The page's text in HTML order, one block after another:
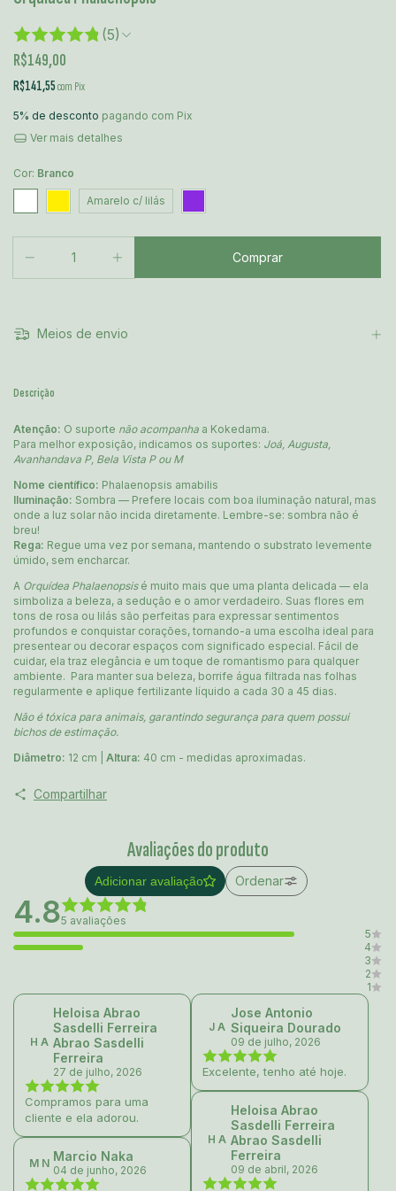
(5)
R$149,00
R$141,55com Pix
5% de desconto pagando com Pix
Ver mais detalhes
Cor: Branco
Amarelo c/ lilás
Meios de envio
Descrição
Atenção: O suporte não acompanha a Kokedama.
Para melhor exposição, indicamos os suportes: Joá, Augusta,
Avanhandava P, Bela Vista P ou M
Nome científico: Phalaenopsis amabilis
Iluminação: Sombra — Prefere locais com boa iluminação natural, mas
onde a luz solar não incida diretamente. Lembre-se: sombra não é
breu!
Rega: Regue uma vez por semana, mantendo o substrato levemente
úmido, sem encharcar.
A Orquídea Phalaenopsisé muito mais que uma planta delicada — ela
simboliza a beleza, a sedução e o amor verdadeiro. Suas flores em
tons de rosa ou lilás são perfeitas para expressar sentimentos
profundos e conquistar corações, tornando-a uma escolha ideal para
presentear ou decorar espaços com significado especial. Fácil de
cuidar, ela traz elegância e um toque de romantismo para qualquer
ambiente. Para manter sua beleza, borrife água filtrada nas folhas
regularmente e aplique fertilizante líquido a cada 30 a 45 dias.
Não é tóxica para animais, garantindo segurança para quem possui
bichos de estimação.
Diâmetro: 12 cm | Altura: 40 cm - medidas aproximadas.
Compartilhar
Avaliações do produto
Adicionar avaliação Ordenar
4.85 avaliações
5
4
3
2
1
H A
Heloisa Abrao
Sasdelli Ferreira
Abrao Sasdelli
Ferreira
27 de julho, 2026
Compramos para uma
cliente e ela adorou.
M N Marcio Naka
04 de junho, 2026
J A
Jose Antonio
Siqueira Dourado
09 de julho, 2026
Excelente, tenho até hoje.
H A
Heloisa Abrao
Sasdelli Ferreira
Abrao Sasdelli
Ferreira
09 de abril, 2026